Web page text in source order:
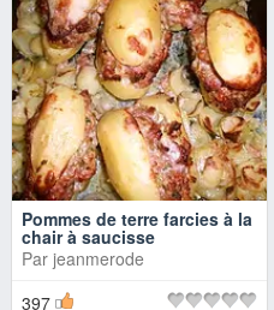
Pommes de terre farcies à la
chair à saucisse
Par jeanmerode
397